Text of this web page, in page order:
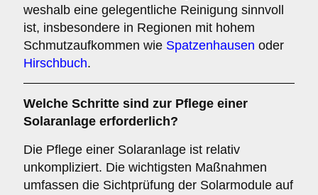
weshalb eine gelegentliche Reinigung sinnvoll
ist, insbesondere in Regionen mit hohem
Schmutzaufkommen wie Spatzenhausen oder
Hirschbuch.
Welche Schritte sind zur Pflege einer
Solaranlage erforderlich?
Die Pflege einer Solaranlage ist relativ
unkompliziert. Die wichtigsten Maßnahmen
umfassen die Sichtprüfung der Solarmodule auf